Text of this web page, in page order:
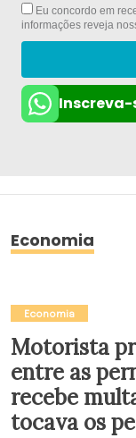
Eu concordo em
informações reveja
Inscreva-
Economia
Economia
Motorista
entre as
recebe
tocava os